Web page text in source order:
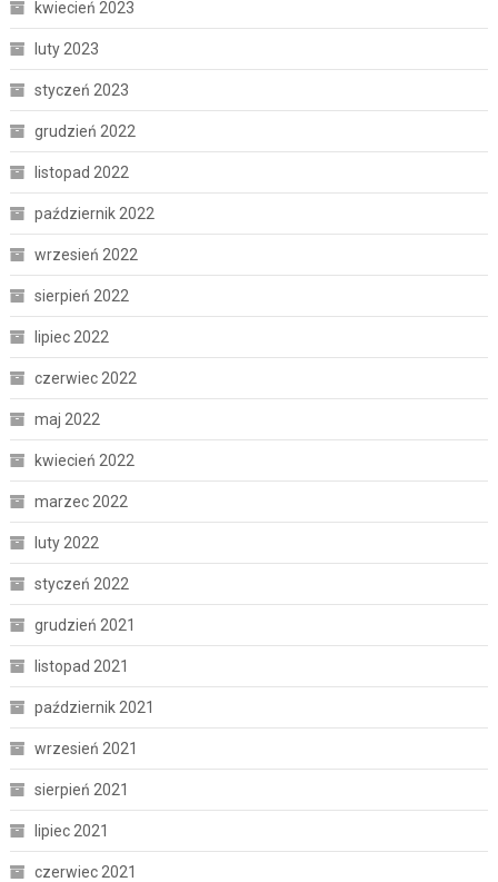
kwiecień 2023
luty 2023
styczeń 2023
grudzień 2022
listopad 2022
październik 2022
wrzesień 2022
sierpień 2022
lipiec 2022
czerwiec 2022
maj 2022
kwiecień 2022
marzec 2022
luty 2022
styczeń 2022
grudzień 2021
listopad 2021
październik 2021
wrzesień 2021
sierpień 2021
lipiec 2021
czerwiec 2021